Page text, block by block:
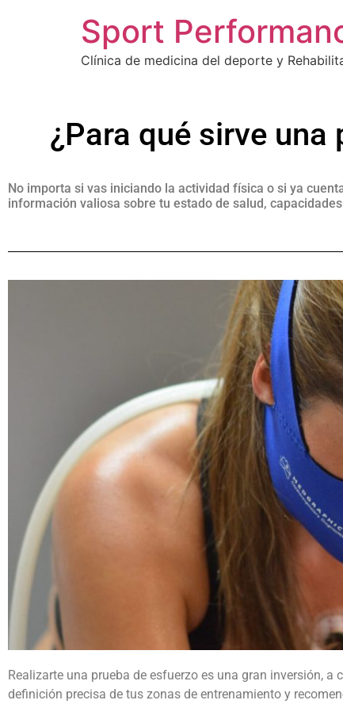
Sport
Clínica de medicina del deporte y
¿Para qué sirve
No importa si vas iniciando la actividad física o si ya
información valiosa sobre tu estado de salud,
Realizarte una prueba de esfuerzo es una gran inversión,
definición precisa de tus zonas de entrenamiento y